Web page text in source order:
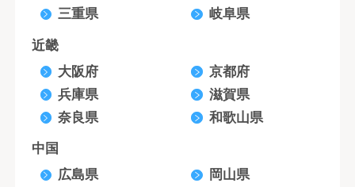
三重県
岐阜県
近畿
大阪府
京都府
兵庫県
滋賀県
奈良県
和歌山県
中国
広島県
岡山県